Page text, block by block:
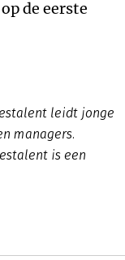
de eerste
leidt jonge
managers.
is een